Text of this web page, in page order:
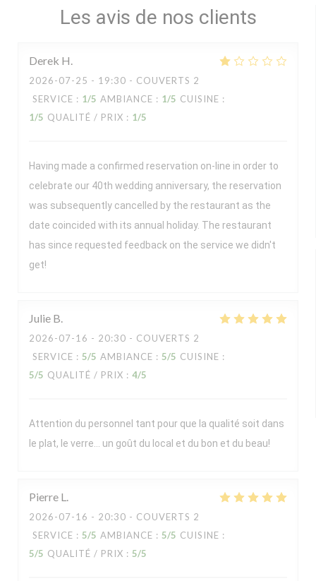
Les avis de nos clients
Derek H
2026-07-25 - 19:30 - COUVERTS 2
SERVICE : 1/5 AMBIANCE : 1/5 CUISINE :
1/5 QUALITÉ / PRIX : 1/5
Having made a confirmed reservation on-line in order to
celebrate our 40th wedding anniversary, the reservation
was subsequently cancelled by the restaurant as the
date coincided with its annual holiday. The restaurant
has since requested feedback on the service we didn't
get!
Julie B
2026-07-16 - 20:30 - COUVERTS 2
SERVICE : 5/5 AMBIANCE : 5/5 CUISINE :
5/5 QUALITÉ / PRIX : 4/5
Attention du personnel tant pour que la qualité soit dans
le plat, le verre… un goût du local et du bon et du beau!
Pierre L
2026-07-16 - 20:30 - COUVERTS 2
SERVICE : 5/5 AMBIANCE : 5/5 CUISINE :
5/5 QUALITÉ / PRIX : 5/5